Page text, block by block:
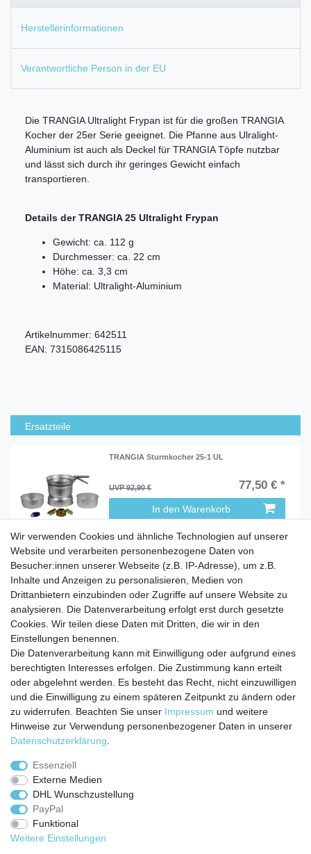
Herstellerinformationen
Verantwortliche Person in der EU
Die TRANGIA Ultralight Frypan ist für die großen TRANGIA
Kocher der 25er Serie geeignet. Die Pfanne aus Ulralight-
Aluminium ist auch als Deckel für TRANGIA Töpfe nutzbar
und lässt sich durch ihr geringes Gewicht einfach
transportieren.
Details der TRANGIA 25 Ultralight Frypan
Gewicht: ca. 112 g
Durchmesser: ca. 22 cm
Höhe: ca. 3,3 cm
Material: Ultralight-Aluminium
Artikelnummer: 642511
EAN: 7315086425115
Ersatzteile
TRANGIA Sturmkocher 25-1 UL
UVP 92,90 € 77,50 € *
In den Warenkorb
Wir verwenden Cookies und ähnliche Technologien auf unserer
Website und verarbeiten personenbezogene Daten von
Besucher:innen unserer Webseite (z.B. IP-Adresse), um z.B.
Inhalte und Anzeigen zu personalisieren, Medien von
Drittanbietern einzubinden oder Zugriffe auf unsere Website zu
analysieren. Die Datenverarbeitung erfolgt erst durch gesetzte
Cookies. Wir teilen diese Daten mit Dritten, die wir in den
Einstellungen benennen.
Die Datenverarbeitung kann mit Einwilligung oder aufgrund eines
berechtigten Interesses erfolgen. Die Zustimmung kann erteilt
oder abgelehnt werden. Es besteht das Recht, nicht einzuwilligen
und die Einwilligung zu einem späteren Zeitpunkt zu ändern oder
zu widerrufen. Beachten Sie unser Impressum und weitere
Hinweise zur Verwendung personenbezogener Daten in unserer
Daten­schutz­erklärung
Essenziell
Externe Medien
DHL Wunschzustellung
PayPal
Funktional
Weitere Einstellungen
Service
Zahlungarten
Versandkosten
Batterierücknahmeverordnung
Kostenloser Newsletter
E-MAIL **
Newsletter
Honig
Daten­schutz­erklärung
Einwilligung kann ich jederzeit widerrufen.**
Impressum